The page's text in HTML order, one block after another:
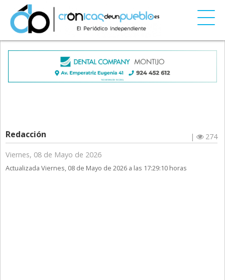
Redacción |
274
Viernes, 08 de Mayo de 2026
Actualizada Viernes, 08 de Mayo de 2026 a las 17:29:10 horas